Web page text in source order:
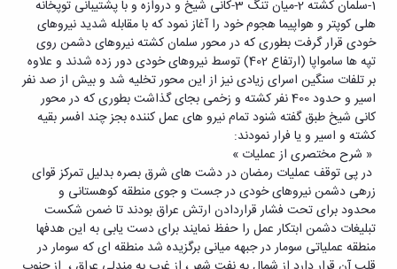
1-سلمان کشته 2-میان تنگ 3-کانی شیخ و دروازه و با پشتیبانی توپخانه
هلی کوپتر و هواپیما هجوم خود را آغاز نمود که با مقابله شدید نیروهای
خودی قرار گرفت بطوری که در محور سلمان کشته نیروهای دشمن روی
تپه ها سامواپا (ارتفاع 402) توسط نیروهای خودی دور زده شدند و علاوه
بر تلفات سنگین اسرای زیادی نیز از این محور تخلیه شد و بیش از صد نفر
اسیر و حدود 400 نفر کشته و زخمی بجای گذاشت بطوری که در محور
کانی شیخ طبق گفته شنود تمام نیرو های عمل کننده بجز چند افسر بقیه
کشته و اسیر و یا فرار نمودند:
« شرح مختصری از عملیات »
در پی توقف عملیات رمضان در دشت های شرق بصره بدلیل تمرکز قوای
زرهی دشمن نیروهای خودی در جست و جوی منطقه کوهستانی و
محدود برای تحت فشار قراردادن ارتش عراق بودند تا ضمن شکست
تبلیغات دشمن ابتکار عمل را حفظ نمایند برای دست یابی به این هدفها
منطقه عملیاتی سومار در جبهه میانی برگزیده شد منطقه ای که سومار در